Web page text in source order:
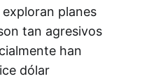
planes
tan agresivos
han
dólar